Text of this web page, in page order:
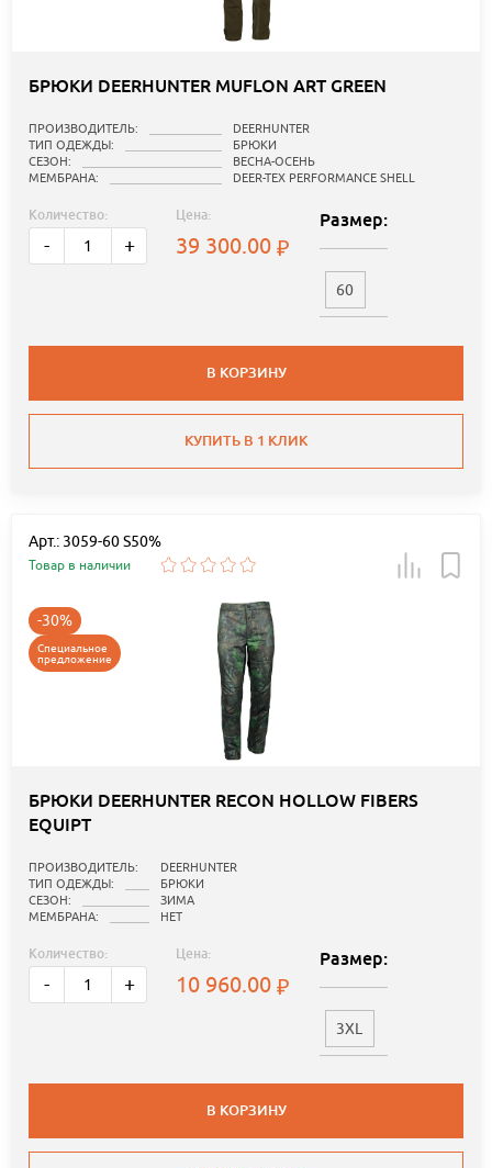
БРЮКИ DEERHUNTER MUFLON ART GREEN
ПРОИЗВОДИТЕЛЬ:
DEERHUNTER
ТИП ОДЕЖДЫ:
БРЮКИ
СЕЗОН:
ВЕСНА-ОСЕНЬ
МЕМБРАНА:
DEER-TEX PERFORMANCE SHELL
Количество:
- +
Цена:
39 300.00
Размер:
60
В КОРЗИНУ
КУПИТЬ В 1 КЛИК
Арт.: 3059-60 S50%
Товар в наличии
-30%
Специальное
предложение
БРЮКИ DEERHUNTER RECON HOLLOW FIBERS
EQUIPT
ПРОИЗВОДИТЕЛЬ:
DEERHUNTER
ТИП ОДЕЖДЫ:
БРЮКИ
СЕЗОН:
ЗИМА
МЕМБРАНА:
НЕТ
Количество:
- +
Цена:
10 960.00
Размер:
3XL
В КОРЗИНУ